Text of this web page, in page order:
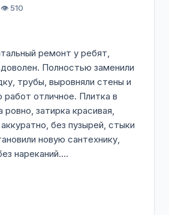
👁️ 510
ремонт у ребят,
Полностью заменили
трубы, выровняли стены и
работ отличное. Плитка в
ровно, затирка красивая,
без пузырей, стыки
новую сантехнику,
нареканий....